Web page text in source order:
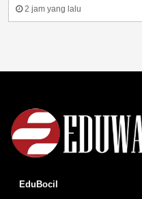
2 jam yang lalu
EduBocil